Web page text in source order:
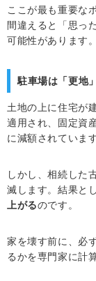
ここが最も重要な
間違えると「思っ
可能性があります。
駐車場は「更地
土地の上に住宅が
適用され、固定資
に減額されています
しかし、相続した
滅します。結果とし
上がるのです。
家を壊す前に、必
るかを専門家に計